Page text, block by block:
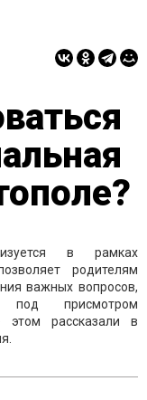
в рамках
родителям
важных вопросов,
присмотром
этом рассказали в